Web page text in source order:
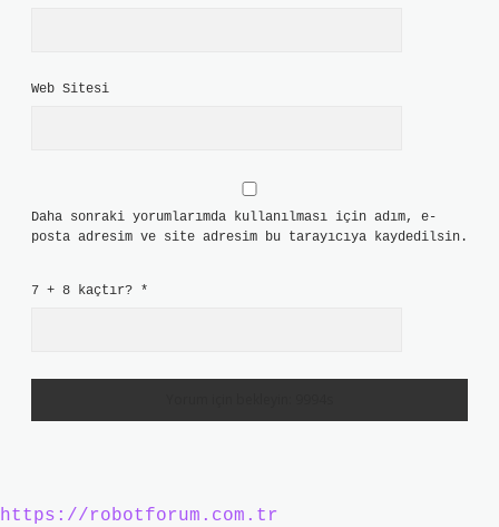
Web Sitesi
Daha sonraki yorumlarımda kullanılması için adım, e-
posta adresim ve site adresim bu tarayıcıya kaydedilsin.
7 + 8 kaçtır? *
https://robotforum.com.tr